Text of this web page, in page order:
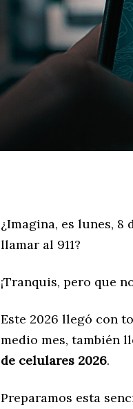
¿Imagina, es lunes,
llamar al 911?
¡Tranquis, pero que
Este 2026 llegó con
medio mes, también
de celulares 2026.
Preparamos esta